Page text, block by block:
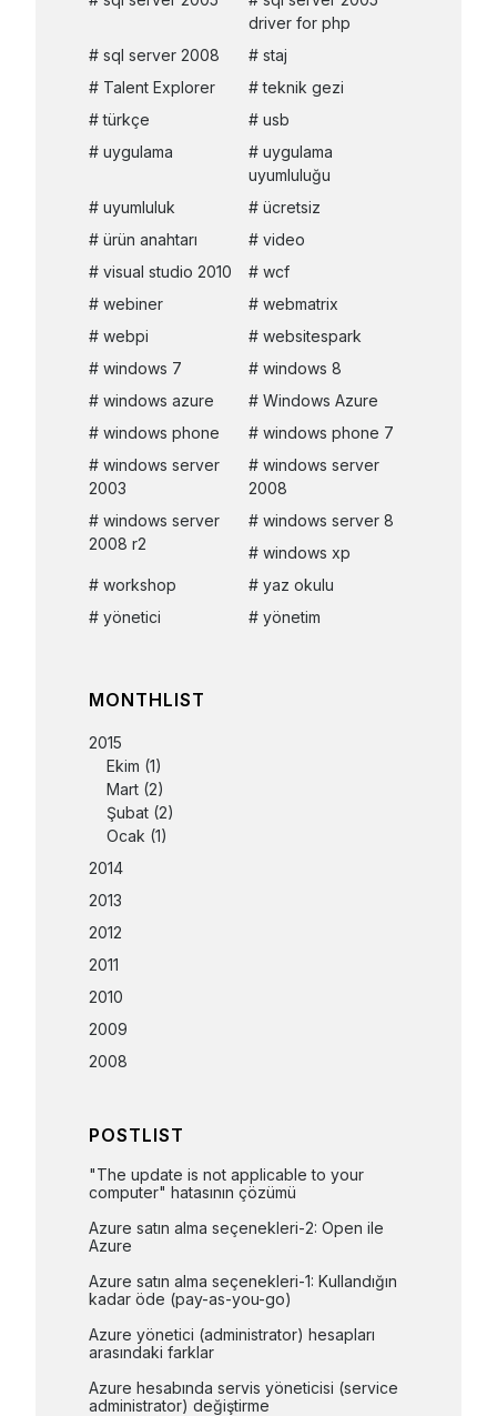
driver for php
sql server 2008
staj
Talent Explorer
teknik gezi
türkçe
usb
uygulama
uygulama
uyumluluğu
uyumluluk
ücretsiz
ürün anahtarı
video
visual studio 2010
wcf
webiner
webmatrix
webpi
websitespark
windows 7
windows 8
windows azure
Windows Azure
windows phone
windows phone 7
windows server
2003
windows server
2008
windows server
2008 r2
windows server 8
windows xp
workshop
yaz okulu
yönetici
yönetim
MONTHLIST
2015
Ekim (1)
Mart (2)
Şubat (2)
Ocak (1)
2014
2013
2012
2011
2010
2009
2008
POSTLIST
"The update is not applicable to your
computer" hatasının çözümü
Azure satın alma seçenekleri-2: Open ile
Azure
Azure satın alma seçenekleri-1: Kullandığın
kadar öde (pay-as-you-go)
Azure yönetici (administrator) hesapları
arasındaki farklar
Azure hesabında servis yöneticisi (service
administrator) değiştirme